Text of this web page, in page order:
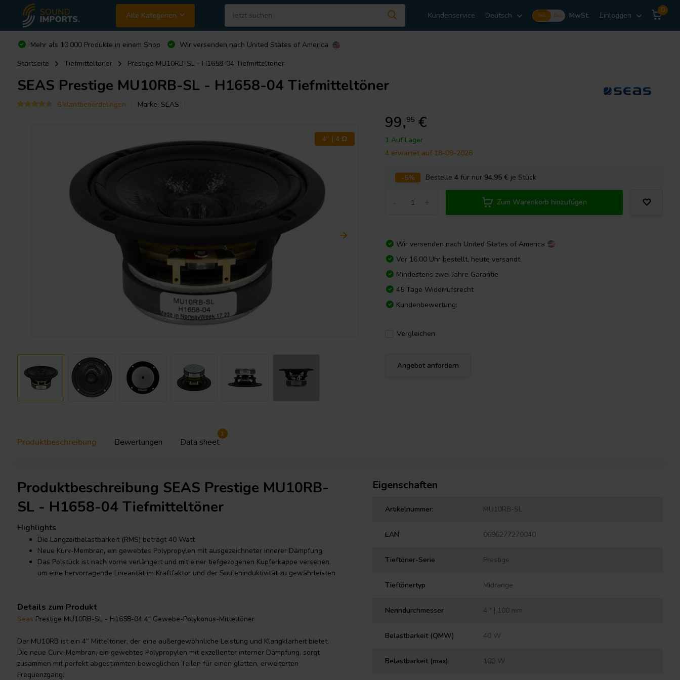
Alle Kategorien Kundenservice Deutsch Incl. MwSt. Einloggen
0
Mehr als 10.000 Produkte in einem Shop Wir versenden nach United States of America
Startseite
Tiefmitteltöner Prestige MU10RB-SL - H1658-04 Tiefmitteltöner
SEAS Prestige MU10RB-SL - H1658-04 Tiefmitteltöner
6 klantbeoordelingen Marke: SEAS
4" | 4 Ω
+4
99,95 €
1 Auf Lager
4 erwartet auf 18-09-2026
-5% Bestelle4 für nur 94,95 € je Stück
Zum Warenkorb hinzufügen
Wir versenden nach United States of America
Vor 16:00 Uhr bestellt, heute versandt
Mindestens zwei Jahre Garantie
45 Tage Widerrufsrecht
Kundenbewertung:
Vergleichen
Angebot anfordern
Produktbeschreibung Bewertungen Data sheet
1
Produktbeschreibung SEAS Prestige MU10RB-
SL - H1658-04 Tiefmitteltöner
Highlights
Die Langzeitbelastbarkeit (RMS) beträgt 40 Watt
Neue Kurv-Membran, ein gewebtes Polypropylen mit ausgezeichneter innerer Dämpfung
Das Polstück ist nach vorne verlängert und mit einer tiefgezogenen Kupferkappe versehen,
um eine hervorragende Linearität im Kraftfaktor und der Spuleninduktivität zu gewährleisten
Details zum Produkt
Seas Prestige MU10RB-SL - H1658-04 4" Gewebe-Polykonus-Mitteltöner
Der MU10RB ist ein 4” Mitteltöner, der eine außergewöhnliche Leistung und Klangklarheit bietet.
Die neue Curv-Membran, ein gewebtes Polypropylen mit exzellenter interner Dämpfung, sorgt
zusammen mit perfekt abgestimmten beweglichen Teilen für einen glatten, erweiterten
Frequenzgang.
Eigenschaften
Artikelnummer: MU10RB-SL
EAN 0696277270040
Tieftöner-Serie Prestige
Tieftönertyp Midrange
Nenndurchmesser 4 " | 100 mm
Belastbarkeit (QMW) 40 W
Belastbarkeit (max) 100 W